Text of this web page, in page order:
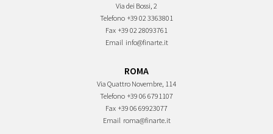
Via dei Bossi, 2
Telefono +39 02 3363801
Fax +39 02 28093761
Email info@finarte.it
ROMA
Via Quattro Novembre, 114
Telefono +39 06 6791107
Fax +39 06 69923077
Email roma@finarte.it